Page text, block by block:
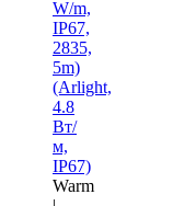
W/m,
IP67,
2835,
5m)
(Arlight,
4.8
Вт/
м,
IP67)
Warm